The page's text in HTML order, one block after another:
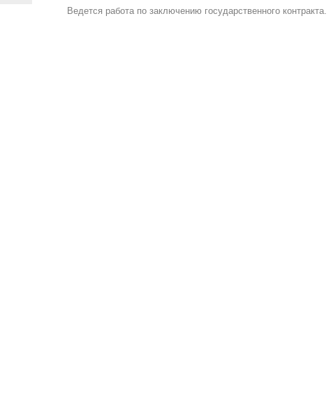
Ведется работа по заключению государственного контракта.